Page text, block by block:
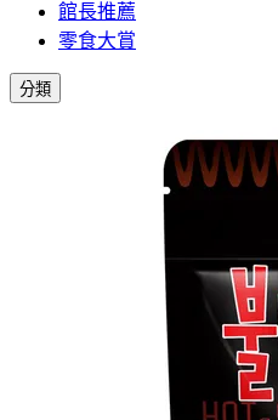
館長推薦
零食大賞
分類